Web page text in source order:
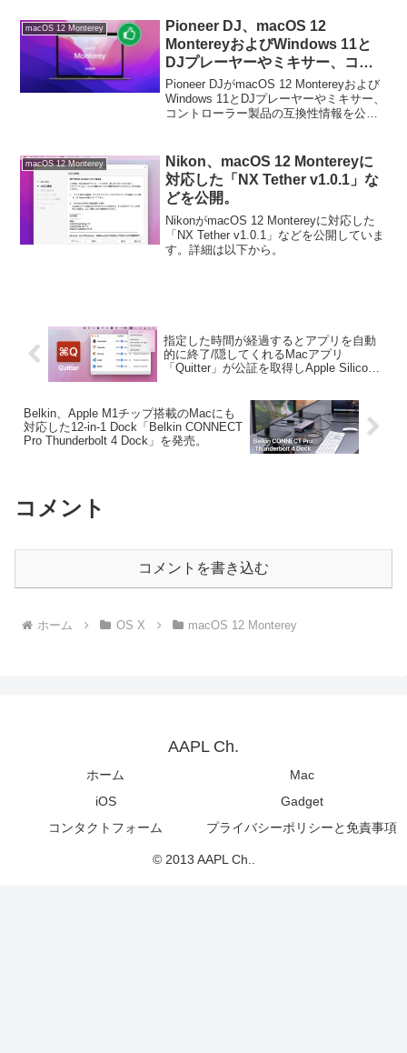
macOS 12 Monterey
Pioneer DJ、macOS 12
MontereyおよびWindows 11と
DJプレーヤーやミキサー、コン
トローラー製品の互換性情報を公
開。
Pioneer DJがmacOS 12 Montereyおよび
Windows 11とDJプレーヤーやミキサー、
コントローラー製品の互換性情報を公開
macOS 12 Monterey
Nikon、macOS 12 Montereyに
対応した「NX Tether v1.0.1」な
どを公開。
NikonがmacOS 12 Montereyに対応した
「NX Tether v1.0.1」などを公開していま
す。詳細は以下から。
指定した時間が経過するとアプリを自動
的に終了/隠してくれるMacアプリ
「Quitter」が公証を取得しApple Silicon
Belkin、Apple M1チップ搭載のMacにも
対応した12-in-1 Dock「Belkin CONNECT
Pro Thunderbolt 4 Dock」を発売。
コメント
コメントを書き込む
ホーム OS X macOS 12 Monterey
AAPL Ch.
ホーム
Mac
iOS
Gadget
コンタクトフォーム
プライバシーポリシーと免責事項
© 2013 AAPL Ch..